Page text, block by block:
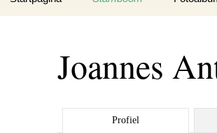
naar
0_Joep
Joannes
Profiel